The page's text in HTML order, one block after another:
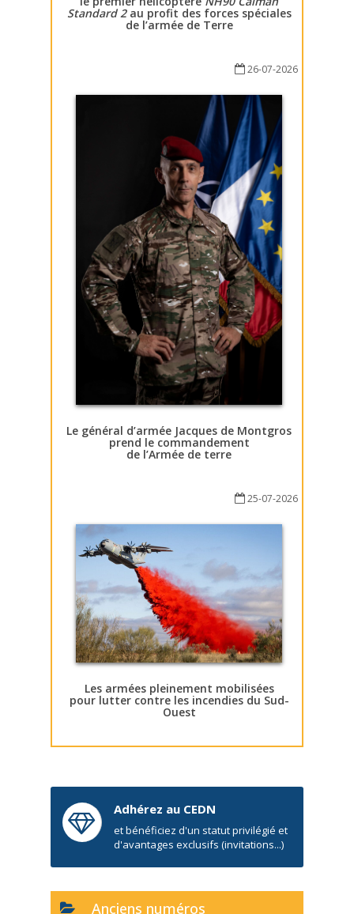
Standard 2au profit des forces spéciales
de l’armée de Terre
26-07-2026
Le général d’armée Jacques de Montgros
prend le commandement
de l’Armée de terre
25-07-2026
Les armées pleinement mobilisées
pour lutter contre les incendies du Sud-
Ouest
Adhérez au CEDN
et bénéficiez d'un statut privilégié et
d'avantages exclusifs (invitations...)
Anciens numéros